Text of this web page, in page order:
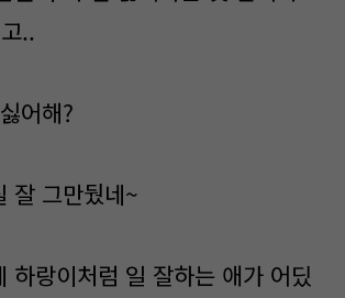
..
어해?
잘 그만뒀네~
하랑이처럼 일 잘하는 애가 어딨